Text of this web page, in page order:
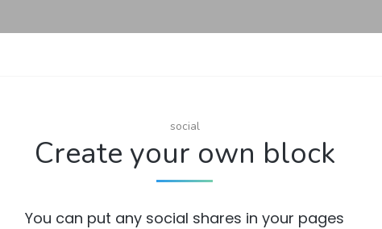
social
Create your own block
You can put any social shares in your pages